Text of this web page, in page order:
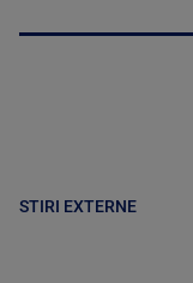
STIRI EXTERNE